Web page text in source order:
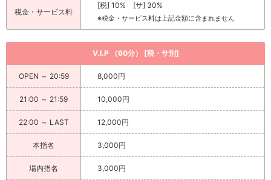
税金・サービス料
[税] 10% [サ] 30%
※税金・サービス料は上記金額に含まれません
V.I.P （60分） [税・サ別]
OPEN ～ 20:59 8,000円
21:00 ～ 21:59 10,000円
22:00 ～ LAST 12,000円
本指名 3,000円
場内指名 3,000円